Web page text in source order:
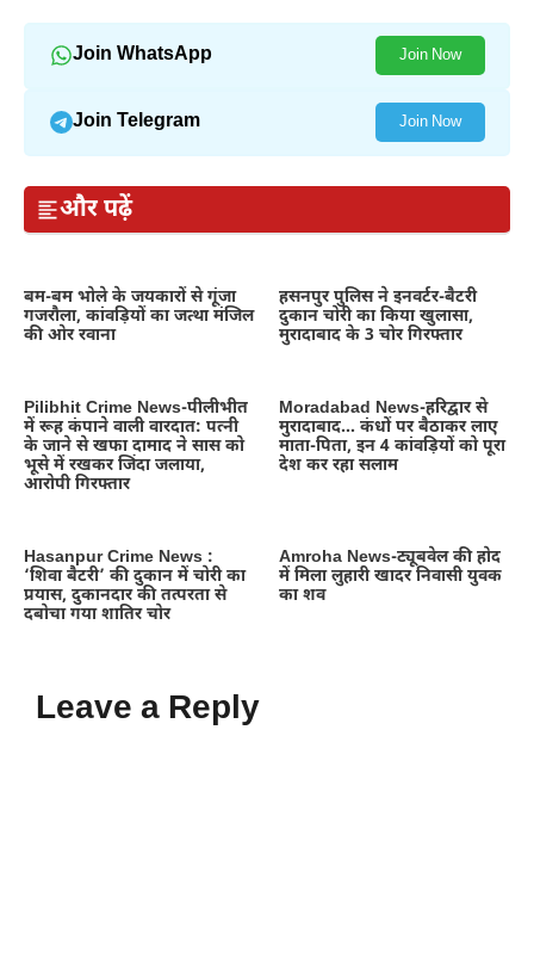
Join WhatsApp Join Now
Join Telegram Join Now
और पढ़ें
बम-बम भोले के जयकारों से गूंजा
गजरौला, कांवड़ियों का जत्था मंजिल
की ओर रवाना
हसनपुर पुलिस ने इनवर्टर-बैटरी
दुकान चोरी का किया खुलासा,
मुरादाबाद के 3 चोर गिरफ्तार
Pilibhit Crime News-पीलीभीत
में रूह कंपाने वाली वारदात: पत्नी
के जाने से खफा दामाद ने सास को
भूसे में रखकर जिंदा जलाया,
आरोपी गिरफ्तार
Moradabad News-हरिद्वार से
मुरादाबाद… कंधों पर बैठाकर लाए
माता-पिता, इन 4 कांवड़ियों को पूरा
देश कर रहा सलाम
Hasanpur Crime News :
‘शिवा बैटरी’ की दुकान में चोरी का
प्रयास, दुकानदार की तत्परता से
दबोचा गया शातिर चोर
Amroha News-ट्यूबवेल की होद
में मिला लुहारी खादर निवासी युवक
का शव
Leave a Reply